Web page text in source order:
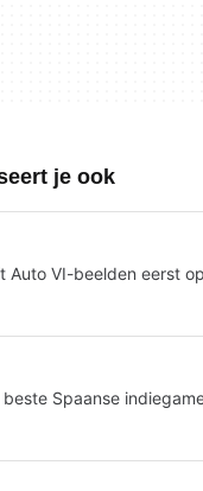
je ook
Auto VI-beelden eerst
beste Spaanse
is de komende